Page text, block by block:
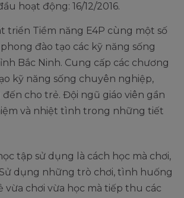
hoạt động: 16/12/2016.
triển Tiềm năng E4P cùng một số
đào tạo các kỹ năng sống
Bắc Ninh. Cung cấp các chương
kỹ năng sống chuyên nghiệp,
cho trẻ. Đội ngũ giáo viên gần
và nhiệt tình trong những tiết
tập sử dụng là cách học mà chơi,
Sử dụng những trò chơi, tình huống
chơi vừa học mà tiếp thu các